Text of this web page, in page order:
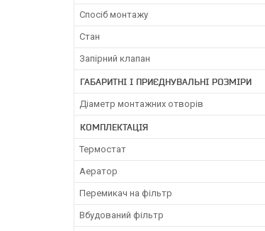
Спосіб монтажу
Стан
Запірний клапан
ГАБАРИТНІ І ПРИЄДНУВАЛЬНІ РОЗМІРИ
Діаметр монтажних отворів
КОМПЛЕКТАЦІЯ
Термостат
Аератор
Перемикач на фільтр
Вбудований фільтр